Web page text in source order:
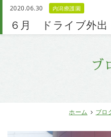
ブ
ホーム ブロ
2020.06.30 内潟療護園
６月 ドライブ外出